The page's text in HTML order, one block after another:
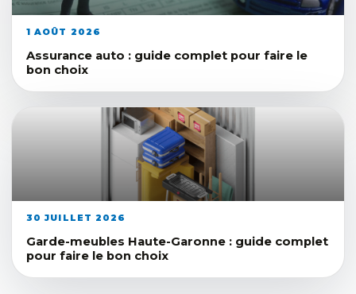
1 AOÛT 2026
Assurance auto : guide complet pour faire le
bon choix
30 JUILLET 2026
Garde-meubles Haute-Garonne : guide complet
pour faire le bon choix